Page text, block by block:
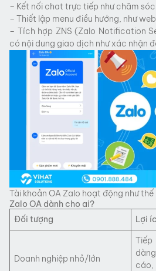
– Kết nối chat trực tiếp như chăm
– Thiết lập menu điều hướng, như
– Tích hợp ZNS (Zalo Notification
có nội dung giao dịch như xác nhận
Tài khoản OA Zalo hoạt động như thế
Zalo OA dành cho ai?
Đối tượng
Lợi
Doanh nghiệp nhỏ/lớn